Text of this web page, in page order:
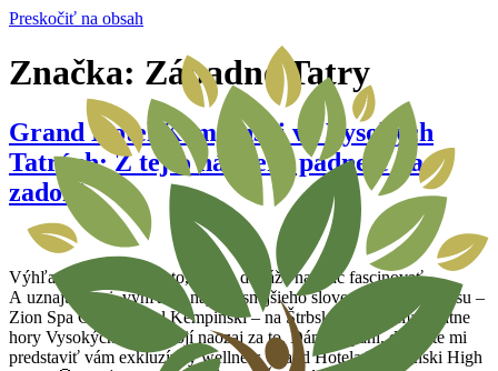
Preskočiť na obsah
Značka: Západné Tatry
Grand Hotel Kempinski vo Vysokých
Tatrách: Z tejto nádhery padnete na
zadok!
Výhľad z wellnessu je to, čo ma dokáže najviac fascinovať.
A uznajte sami, výhľad z najluxusnejšieho slovenského wellnessu –
Zion Spa Grand Hotel Kempinski – na Štrbské Pleso a majestátne
hory Vysokých Tatier stojí naozaj za to. Dámy a páni, dovoľte mi
predstaviť vám exkluzívny wellness Grand Hotela Kempinski High